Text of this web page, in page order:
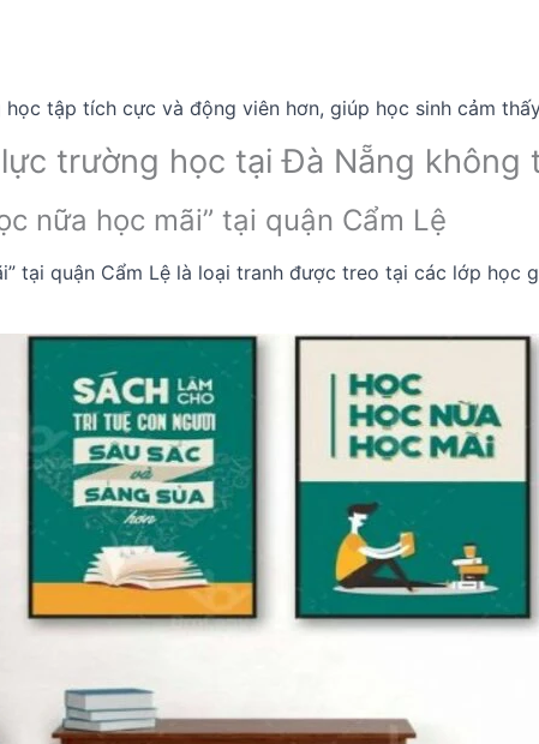
tập tích cực và động viên hơn, giúp học sinh cảm
trường học tại Đà Nẵng không
nữa học mãi” tại quận Cẩm Lệ
tại quận Cẩm Lệ là loại tranh được treo tại các lớp